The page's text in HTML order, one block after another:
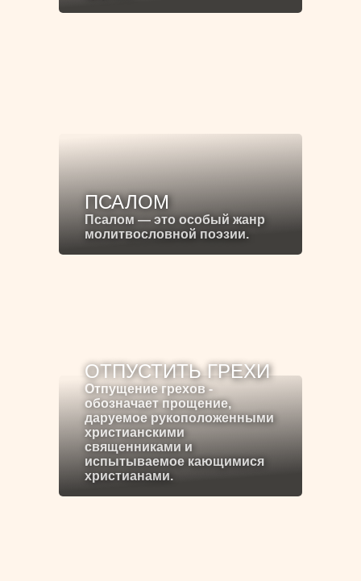
ПСАЛОМ
Псалом — это особый жанр
молитвословной поэзии.
ОТПУСТИТЬ ГРЕХИ
Отпущение грехов -
обозначает прощение,
даруемое рукоположенными
христианскими
священниками и
испытываемое кающимися
христианами.